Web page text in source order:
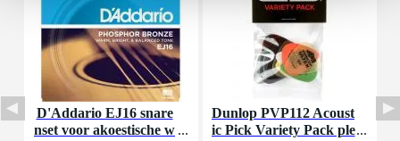
D'Addario EJ16 snare
nset voor akoestische w
Dunlop PVP112 Acoust
ic Pick Variety Pack ple